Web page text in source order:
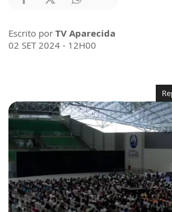
Escrito por TV Aparecida
02 SET 2024 - 12H00